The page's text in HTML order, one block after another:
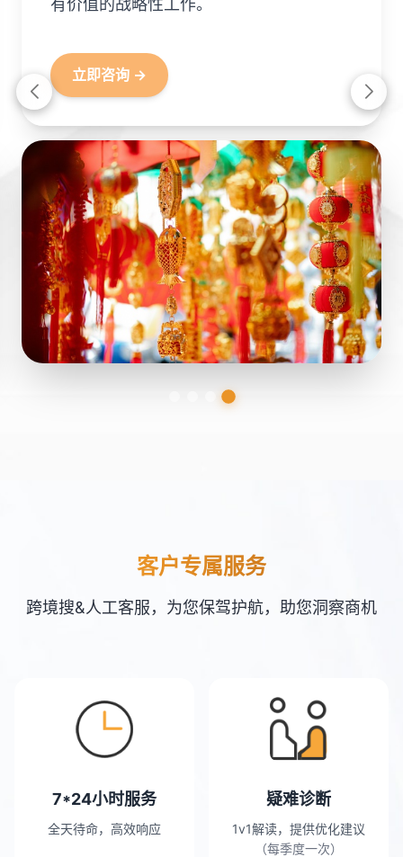
有价值的战略性工作。
立即咨询 →
客户专属服务
跨境搜&人工客服，为您保驾护航，助您洞察商机
7*24小时服务
全天待命，高效响应
疑难诊断
1v1解读，提供优化建议
（每季度一次）